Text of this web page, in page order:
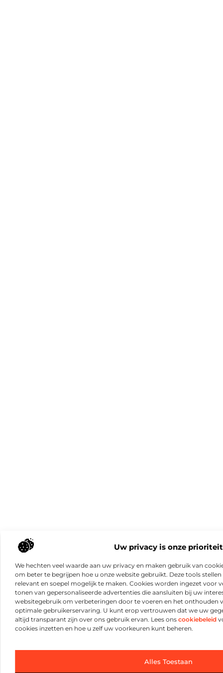
Uw privacy is onze prioriteit
We hechten veel waarde aan uw privacy en maken gebruik van
om beter te begrijpen hoe u onze website gebruikt. Deze tools
relevant en soepel mogelijk te maken. Cookies worden ingezet voor
tonen van gepersonaliseerde advertenties die aansluiten bij uw
websitegebruik om verbeteringen door te voeren en het onthouden
optimale gebruikerservaring. U kunt erop vertrouwen dat we uw
altijd transparant zijn over ons gebruik ervan. Lees ons cookiebeleid
cookies inzetten en hoe u zelf uw voorkeuren kunt beheren.
Alles Toestaan